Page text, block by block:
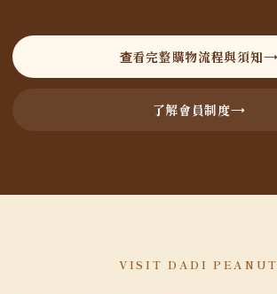
查看完整購物流程與須知
了解會員制度
VISIT DADI PEANUT